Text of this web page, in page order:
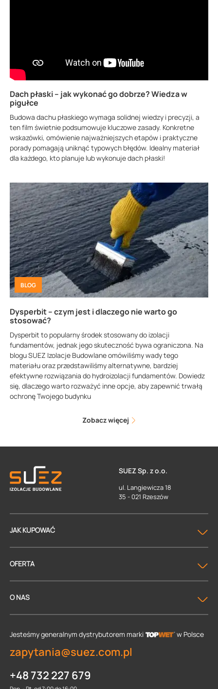
Dach płaski – jak wykonać go dobrze? Wiedza w
pigułce
Budowa dachu płaskiego wymaga solidnej wiedzy i precyzji, a
ten film świetnie podsumowuje kluczowe zasady. Konkretne
wskazówki, omówienie najważniejszych etapów i praktyczne
porady pomagają uniknąć typowych błędów. Idealny materiał
dla każdego, kto planuje lub wykonuje dach płaski!
BLOG
Dysperbit – czym jest i dlaczego nie warto go
stosować?
Dysperbit to popularny środek stosowany do izolacji
fundamentów, jednak jego skuteczność bywa ograniczona. Na
blogu SUEZ Izolacje Budowlane omówiliśmy wady tego
materiału oraz przedstawiliśmy alternatywne, bardziej
efektywne rozwiązania do hydroizolacji fundamentów. Dowiedz
się, dlaczego warto rozważyć inne opcje, aby zapewnić trwałą
ochronę Twojego budynku
Zobacz więcej
SUEZ Sp. z o.o.
ul. Langiewicza 18
35 - 021 Rzeszów
JAK KUPOWAĆ
OFERTA
O NAS
Jesteśmy generalnym dystrybutorem marki w Polsce
zapytania@suez.com.pl
+48 732 227 679